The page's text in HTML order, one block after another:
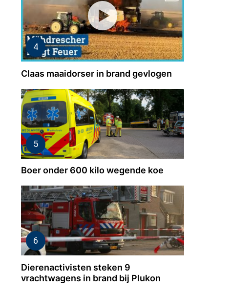
Claas maaidorser in brand gevlogen
Boer onder 600 kilo wegende koe
Dierenactivisten steken 9
vrachtwagens in brand bij Plukon